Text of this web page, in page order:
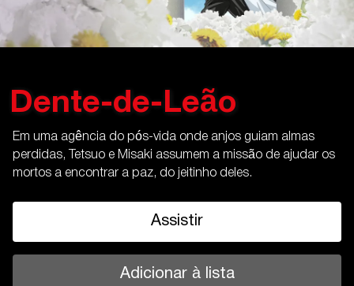
Dente-de-Leão
Em uma agência do pós-vida onde anjos guiam almas
perdidas, Tetsuo e Misaki assumem a missão de ajudar os
mortos a encontrar a paz, do jeitinho deles.
Assistir
Adicionar à lista